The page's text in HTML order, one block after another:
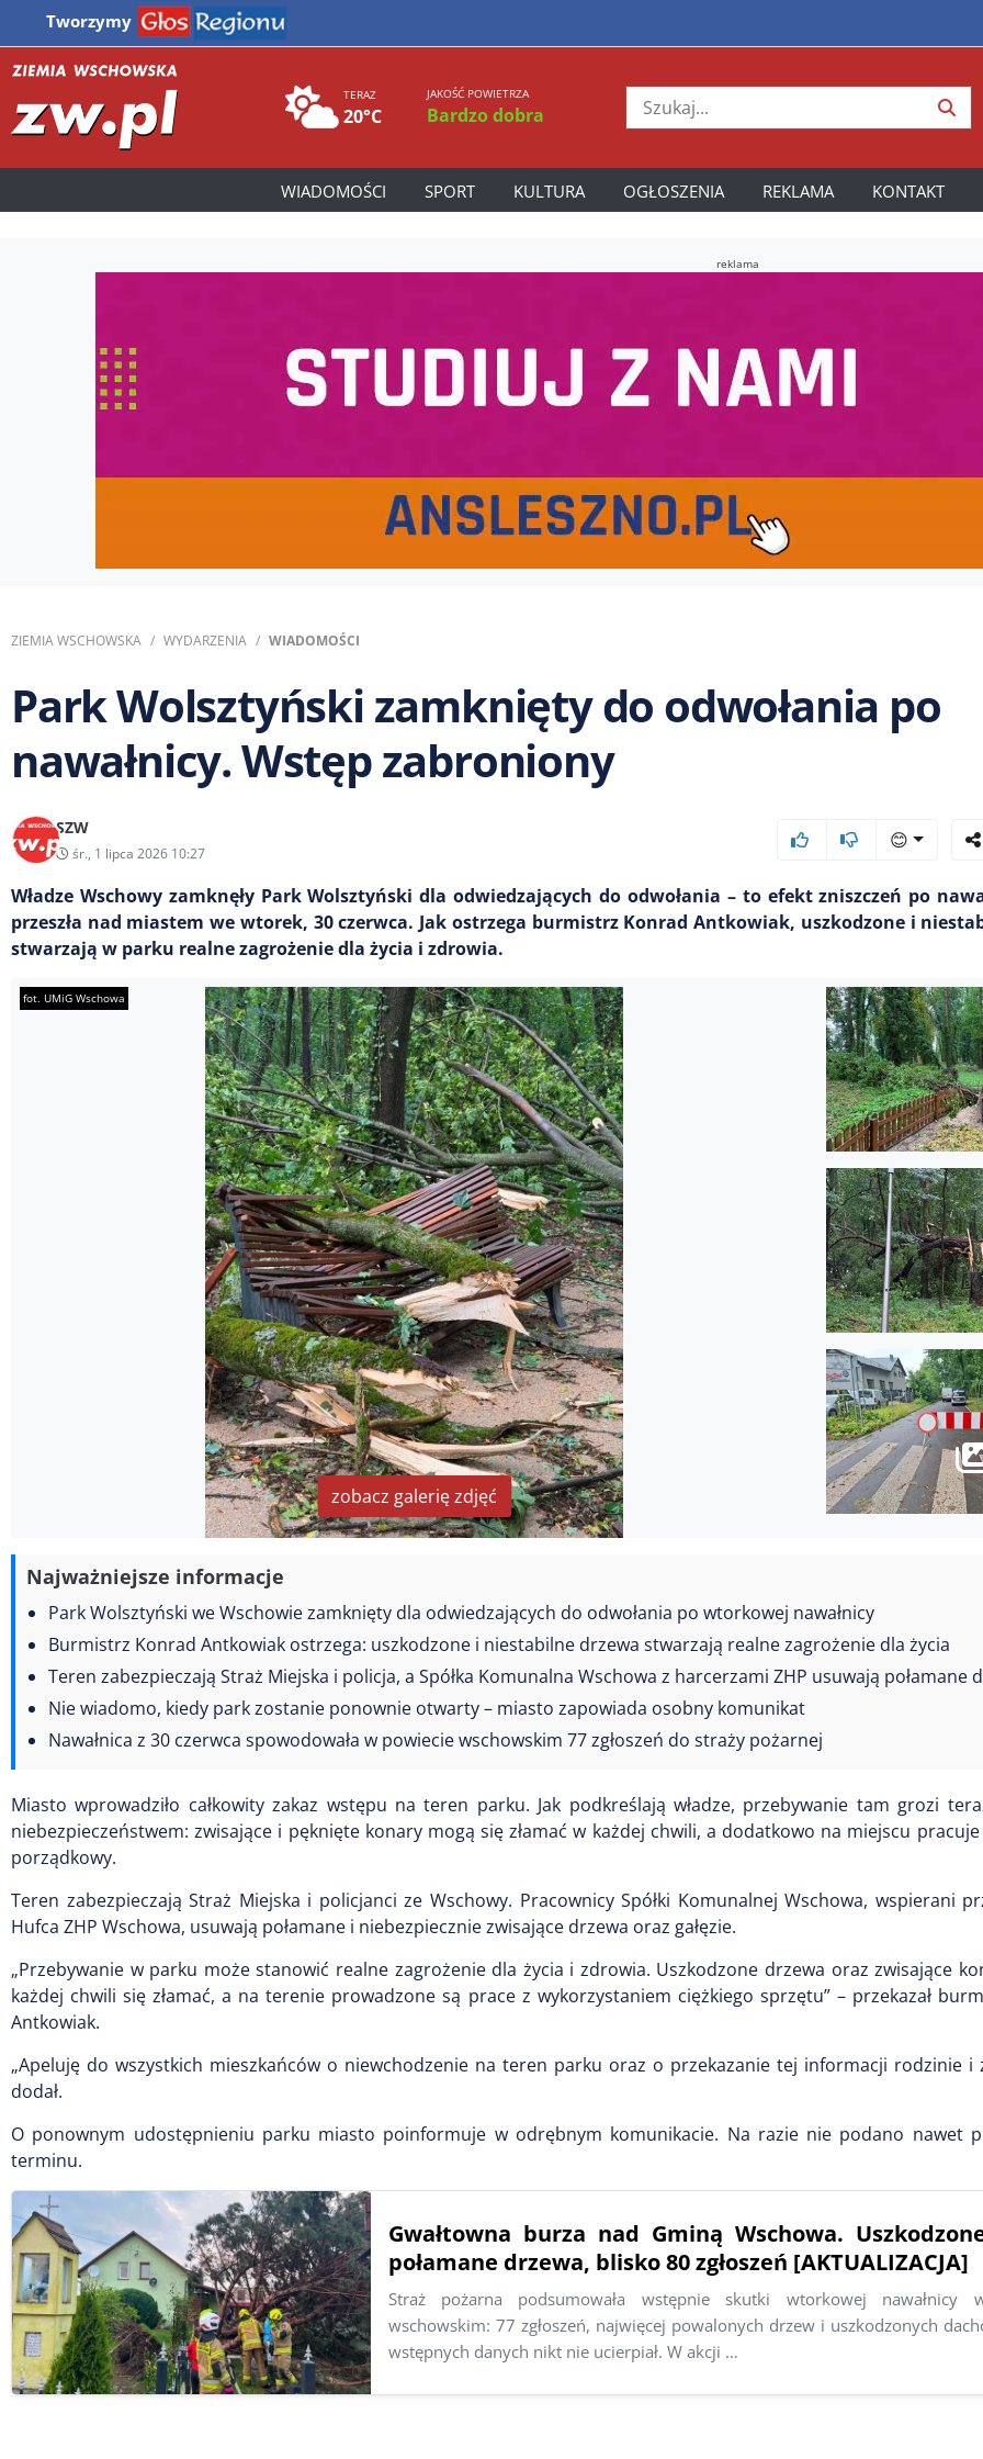
Tworzymy
TERAZ
20°C
JAKOŚĆ POWIETRZA
Bardzo dobra
WIADOMOŚCI SPORT KULTURA OGŁOSZENIA REKLAMA KONTAKT
reklama
ZIEMIA WSCHOWSKA WYDARZENIA WIADOMOŚCI
Park Wolsztyński zamknięty do odwołania po
nawałnicy. Wstęp zabroniony
SZW
śr., 1 lipca 2026 10:27
😊
Władze Wschowy zamknęły Park Wolsztyński dla odwiedzających do odwołania – to efekt zniszczeń po
przeszła nad miastem we wtorek, 30 czerwca. Jak ostrzega burmistrz Konrad Antkowiak, uszkodzone i
stwarzają w parku realne zagrożenie dla życia i zdrowia.
zobacz galerię zdjęć
fot. UMiG Wschowa
Najważniejsze informacje
Park Wolsztyński we Wschowie zamknięty dla odwiedzających do odwołania po wtorkowej nawałnicy
Burmistrz Konrad Antkowiak ostrzega: uszkodzone i niestabilne drzewa stwarzają realne zagrożenie dla życia
Teren zabezpieczają Straż Miejska i policja, a Spółka Komunalna Wschowa z harcerzami ZHP usuwają połamane
Nie wiadomo, kiedy park zostanie ponownie otwarty – miasto zapowiada osobny komunikat
Nawałnica z 30 czerwca spowodowała w powiecie wschowskim 77 zgłoszeń do straży pożarnej
Miasto wprowadziło całkowity zakaz wstępu na teren parku. Jak podkreślają władze, przebywanie tam grozi
niebezpieczeństwem: zwisające i pęknięte konary mogą się złamać w każdej chwili, a dodatkowo na miejscu
porządkowy.
Teren zabezpieczają Straż Miejska i policjanci ze Wschowy. Pracownicy Spółki Komunalnej Wschowa, wspierani
Hufca ZHP Wschowa, usuwają połamane i niebezpiecznie zwisające drzewa oraz gałęzie.
„Przebywanie w parku może stanowić realne zagrożenie dla życia i zdrowia. Uszkodzone drzewa oraz zwisające
każdej chwili się złamać, a na terenie prowadzone są prace z wykorzystaniem ciężkiego sprzętu” – przekazał
Antkowiak.
„Apeluję do wszystkich mieszkańców o niewchodzenie na teren parku oraz o przekazanie tej informacji rodzinie i
dodał.
O ponownym udostępnieniu parku miasto poinformuje w odrębnym komunikacie. Na razie nie podano nawet
terminu.
Gwałtowna burza nad Gminą Wschowa.
połamane drzewa, blisko 80 zgłoszeń [AKTUALIZACJA]
Straż pożarna podsumowała wstępnie skutki wtorkowej nawałnicy
wschowskim: 77 zgłoszeń, najwięcej powalonych drzew i uszkodzonych
wstępnych danych nikt nie ucierpiał. W akcji …